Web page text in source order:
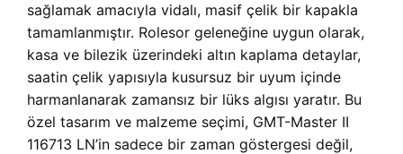
sağlamak amacıyla vidalı, masif çelik bir kapakla
tamamlanmıştır. Rolesor geleneğine uygun olarak,
kasa ve bilezik üzerindeki altın kaplama detaylar,
saatin çelik yapısıyla kusursuz bir uyum içinde
harmanlanarak zamansız bir lüks algısı yaratır. Bu
özel tasarım ve malzeme seçimi, GMT-Master II
116713 LN’in sadece bir zaman göstergesi değil,